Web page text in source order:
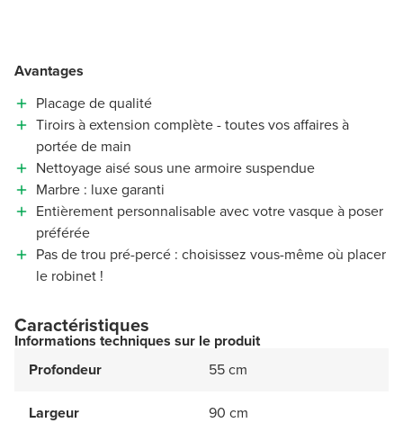
Avantages
Placage de qualité
Tiroirs à extension complète - toutes vos affaires à
portée de main
Nettoyage aisé sous une armoire suspendue
Marbre : luxe garanti
Entièrement personnalisable avec votre vasque à poser
préférée
Pas de trou pré-percé : choisissez vous-même où placer
le robinet !
Caractéristiques
Informations techniques sur le produit
Profondeur
55 cm
Largeur 90 cm